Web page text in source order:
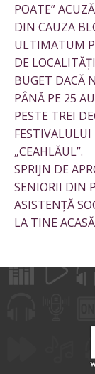
POATE”
DIN CAUZA
ULTIMATUM
DE
BUGET DACĂ
PÂNĂ PE 25
PESTE TREI
„CEAHLĂUL”.
SPRIJN DE
SENIORII DIN
ASISTENȚĂ
LA TINE